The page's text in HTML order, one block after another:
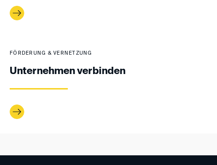
FÖRDERUNG & VERNETZUNG
Unternehmen verbinden